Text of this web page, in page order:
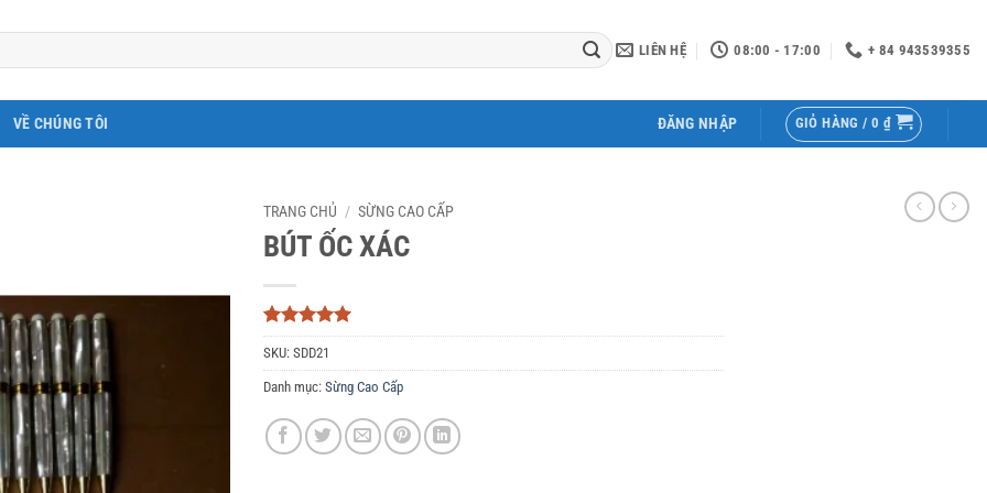
LIÊN HỆ 08:00 - 17:00 + 84 943539355
VỀ CHÚNG TÔI ĐĂNG NHẬP GIỎ HÀNG / 0 ₫
TRANG CHỦ / SỪNG CAO CẤP
BÚT ỐC XÁC
5trên 5
dựa trên
3
đánh giá
SKU: SDD21
Danh mục: Sừng Cao Cấp